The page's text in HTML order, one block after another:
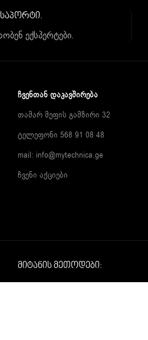
საპორტი.
ექსპერტები.
ᲩᲕᲔᲜᲗᲐᲜ ᲓᲐᲙᲐᲕᲨᲘᲠᲔᲑᲐ
თამარ მეფის გამზირი 32
ტელეფონი 568 91 08 48
mail: info@mytechnica.ge
ჩვენი აქციები
მიტანის მეთოდები: